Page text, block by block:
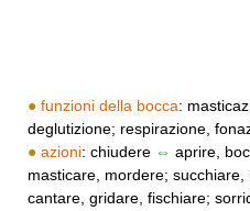
● funzioni della bocca:
deglutizione; respirazione,
● azioni: chiudere ⇔ aprire,
masticare, mordere;
cantare, gridare, fischiare;